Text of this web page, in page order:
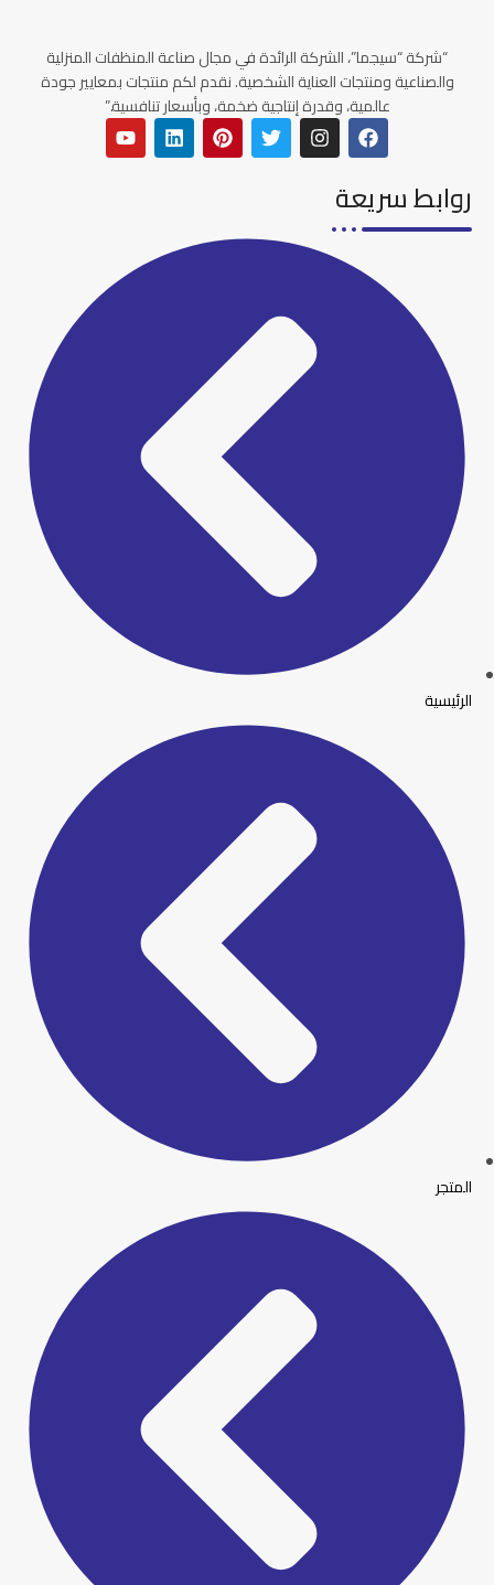
“شركة “سيجما”، الشركة الرائدة في مجال صناعة المنظفات المنزلية
والصناعية ومنتجات العناية الشخصية. نقدم لكم منتجات بمعايير جودة
عالمية، وقدرة إنتاجية ضخمة، وبأسعار تنافسية.”
روابط سريعة
الرئيسية
المتجر